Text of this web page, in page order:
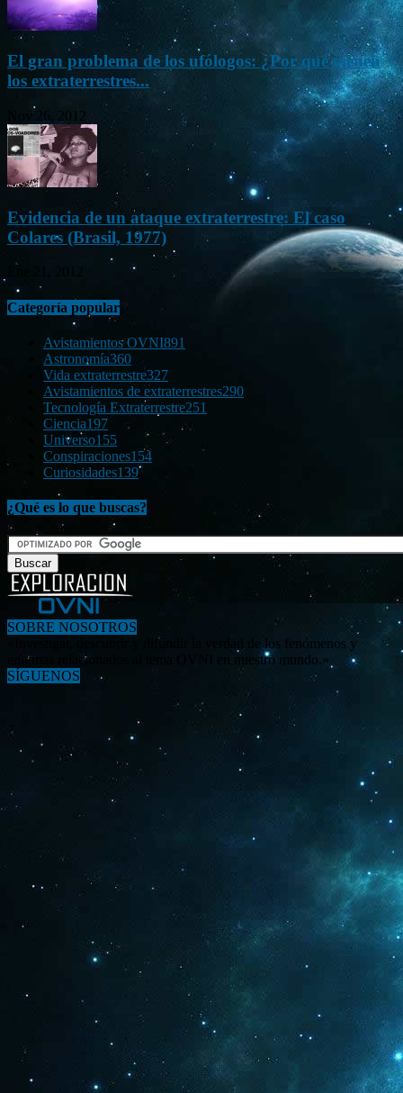
El gran problema de los ufólogos: ¿Por qué vienen
los extraterrestres...
Nov 26, 2012
Evidencia de un ataque extraterrestre: El caso
Colares (Brasil, 1977)
Categoría popular
Avistamientos OVNI891
Astronomía360
Vida extraterrestre327
Avistamientos de extraterrestres290
Tecnología Extraterrestre251
Ciencia197
Universo155
Conspiraciones154
Curiosidades139
¿Qué es lo que buscas?
SOBRE NOSOTROS
«Investigar, descubrir y difundir la verdad de los fenómenos y
enigmas relacionados al tema OVNI en nuestro mundo.»
SÍGUENOS